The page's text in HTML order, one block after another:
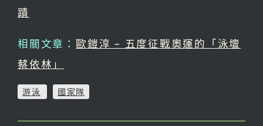
蹟
相關文章：歐鎧淳 – 五度征戰奧運的「泳壇
蔡依林」
游泳 國家隊